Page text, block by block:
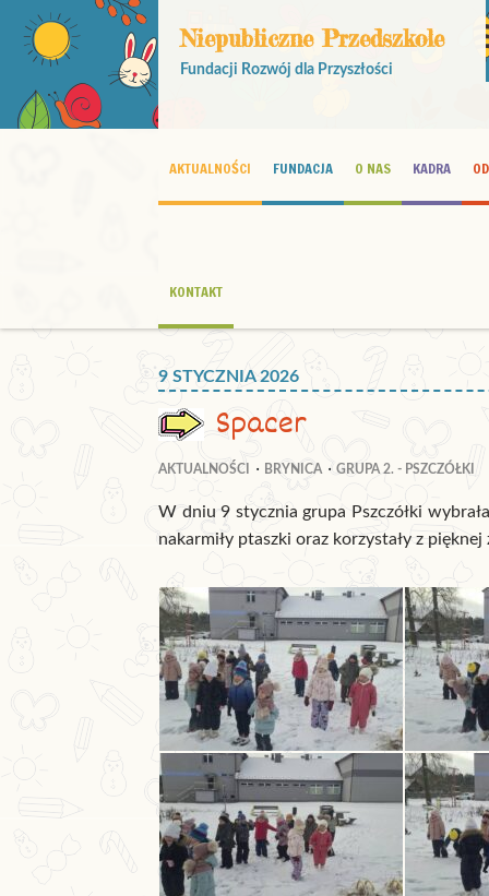
Niepubliczne Przedszkole
Fundacji Rozwój dla Przyszłości
AKTUALNOŚCI FUNDACJA O NAS KADRA
KONTAKT
9 STYCZNIA 2026
Spacer
AKTUALNOŚCI BRYNICA GRUPA 2. - PSZCZÓŁKI
W dniu 9 stycznia grupa Pszczółki
nakarmiły ptaszki oraz korzystały z